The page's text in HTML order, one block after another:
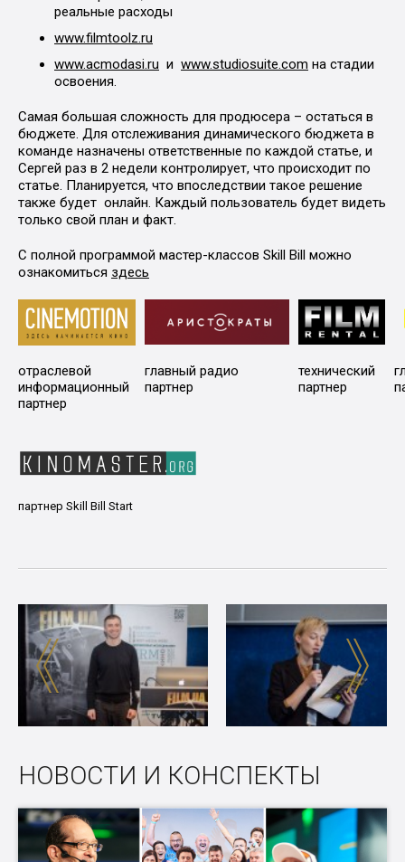
реальные расходы
www.filmtoolz.ru
www.acmodasi.ru и www.studiosuite.com на стадии
освоения.
Самая большая сложность для продюсера – остаться в
бюджете. Для отслеживания динамического бюджета в
команде назначены ответственные по каждой статье, и
Сергей раз в 2 недели контролирует, что происходит по
статье. Планируется, что впоследствии такое решение
также будет онлайн. Каждый пользователь будет видеть
только свой план и факт.
С полной программой мастер-классов Skill Bill можно
ознакомиться здесь
отраслевой
информационный
партнер
главный радио
партнер
технический
партнер
партнер Skill Bill Start
НОВОСТИ И КОНСПЕКТЫ